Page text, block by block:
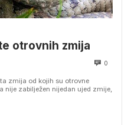
otrovnih zmija
0
zmija od kojih su otrovne
nije zabilježen nijedan ujed zmije,